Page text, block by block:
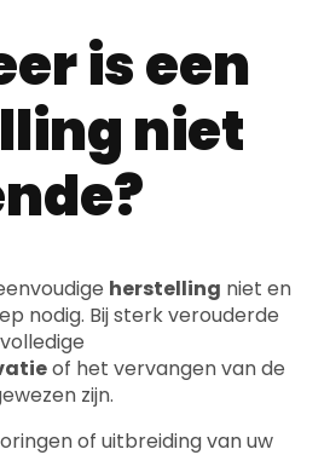
is een
niet
herstelling niet en
nodig. Bij sterk verouderde
of het vervangen van de
zijn.
of uitbreiding van uw